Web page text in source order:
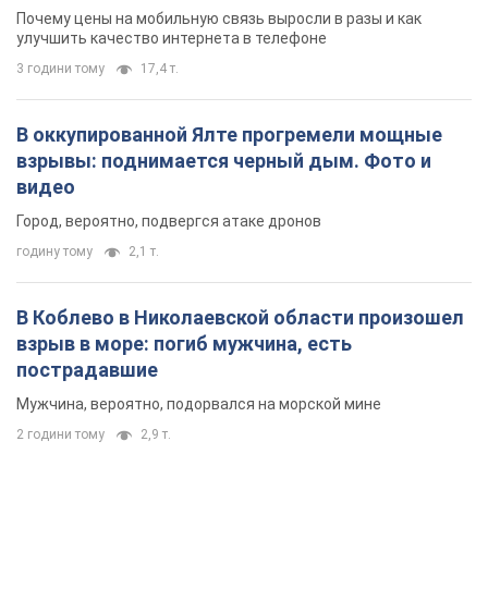
Почему цены на мобильную связь выросли в разы и как
улучшить качество интернета в телефоне
3 години тому 17,4 т.
В оккупированной Ялте прогремели мощные
взрывы: поднимается черный дым. Фото и
видео
Город, вероятно, подвергся атаке дронов
годину тому 2,1 т.
В Коблево в Николаевской области произошел
взрыв в море: погиб мужчина, есть
пострадавшие
Мужчина, вероятно, подорвался на морской мине
2 години тому 2,9 т.